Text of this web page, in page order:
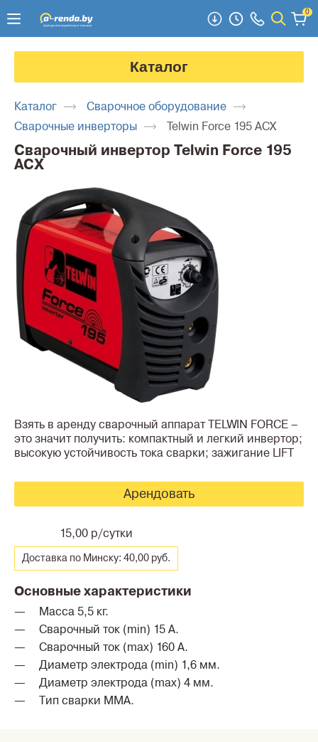
0
Каталог
Каталог
Сварочное оборудование
Сварочные инверторы
Telwin Force 195 ACX
Сварочный инвертор Telwin Force 195
ACX
Взять в аренду сварочный аппарат TELWIN FORCE –
это значит получить: компактный и легкий инвертор;
высокую устойчивость тока сварки; зажигание LIFT
Арендовать
15,00 р/сутки
Доставка по Минску: 40,00 руб.
Основные характеристики
Масса 5,5 кг.
Сварочный ток (min) 15 А.
Сварочный ток (max) 160 А.
Диаметр электрода (min) 1,6 мм.
Диаметр электрода (max) 4 мм.
Тип сварки MMA.